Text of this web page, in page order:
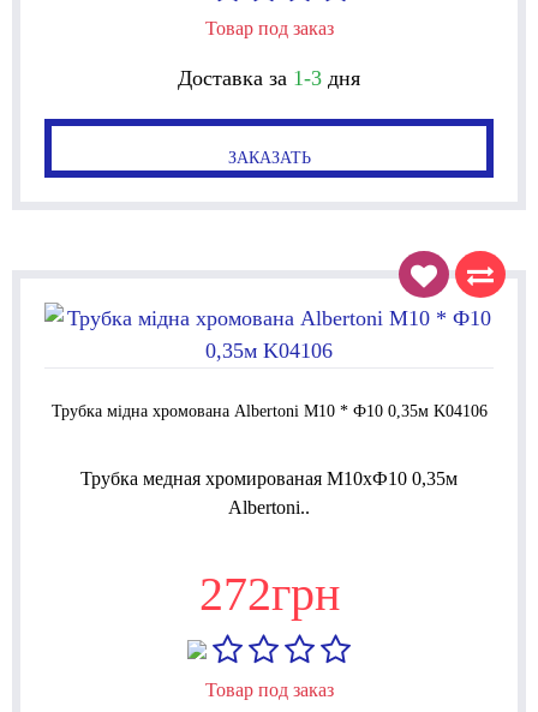
Товар под заказ
Доставка за 1-3 дня
ЗАКАЗАТЬ
Трубка мідна хромована Albertoni М10 * Ф10 0,35м K04106
Трубка медная хромированая М10xФ10 0,35м
Albertoni..
272грн
Товар под заказ